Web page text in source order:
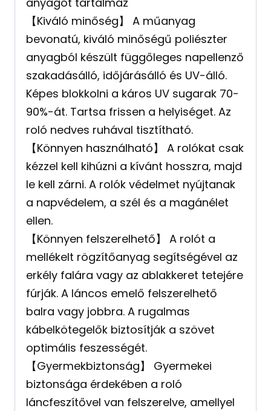
【Kiváló minőség】 A műanyag
bevonatú, kiváló minőségű poliészter
anyagból készült függőleges napellenző
szakadásálló, időjárásálló és UV-álló.
Képes blokkolni a káros UV sugarak 70-
90%-át. Tartsa frissen a helyiséget. Az
roló nedves ruhával tisztítható.
【Könnyen használható】 A rolókat csak
kézzel kell kihúzni a kívánt hosszra, majd
le kell zárni. A rolók védelmet nyújtanak
a napvédelem, a szél és a magánélet
ellen.
【Könnyen felszerelhető】 A rolót a
mellékelt rögzítőanyag segítségével az
erkély falára vagy az ablakkeret tetejére
fúrják. A láncos emelő felszerelhető
balra vagy jobbra. A rugalmas
kábelkötegelők biztosítják a szövet
optimális feszességét.
【Gyermekbiztonság】 Gyermekei
biztonsága érdekében a roló
láncfeszítővel van felszerelve, amellyel